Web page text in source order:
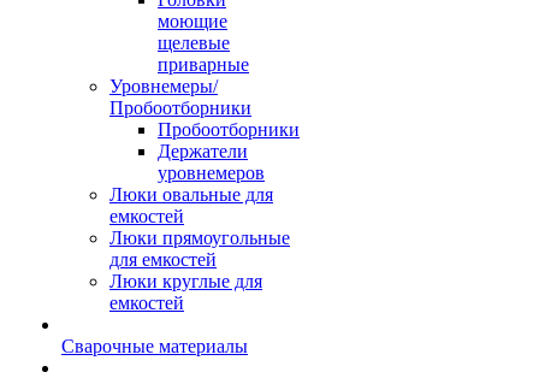
моющие
щелевые
приварные
Уровнемеры/
Пробоотборники
Пробоотборники
Держатели
уровнемеров
Люки овальные для
емкостей
Люки прямоугольные
для емкостей
Люки круглые для
емкостей
Сварочные материалы